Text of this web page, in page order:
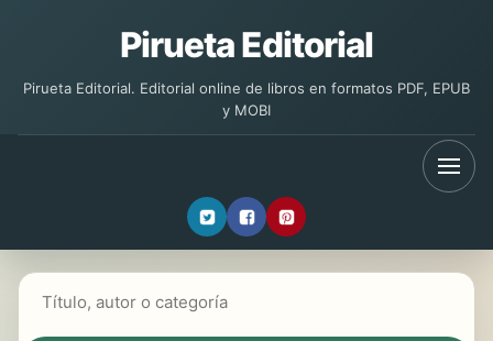
Pirueta Editorial
Pirueta Editorial. Editorial online de libros en formatos PDF, EPUB
y MOBI